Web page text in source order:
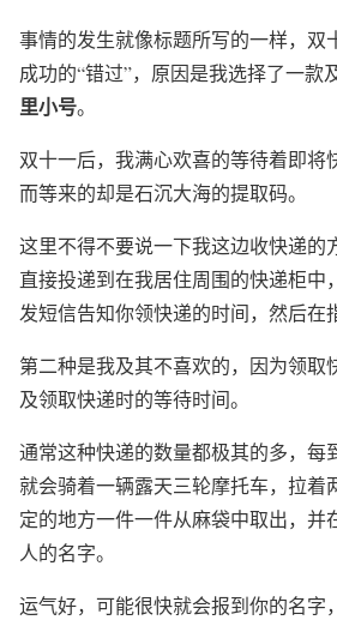
事情的发生就像标题所写的一样，双
成功的“错过”，原因是我选择了一
里小号。
双十一后，我满心欢喜的等待着即将
而等来的却是石沉大海的提取码。
这里不得不要说一下我这边收快递的
直接投递到在我居住周围的快递柜中
发短信告知你领快递的时间，然后在
第二种是我及其不喜欢的，因为领取
及领取快递时的等待时间。
通常这种快递的数量都极其的多，每
就会骑着一辆露天三轮摩托车，拉着
定的地方一件一件从麻袋中取出，并
人的名字。
运气好，可能很快就会报到你的名字